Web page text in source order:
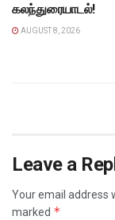
கலந்துரையாடல்!
AUGUST 8, 2026
Leave a
Your email address
marked *